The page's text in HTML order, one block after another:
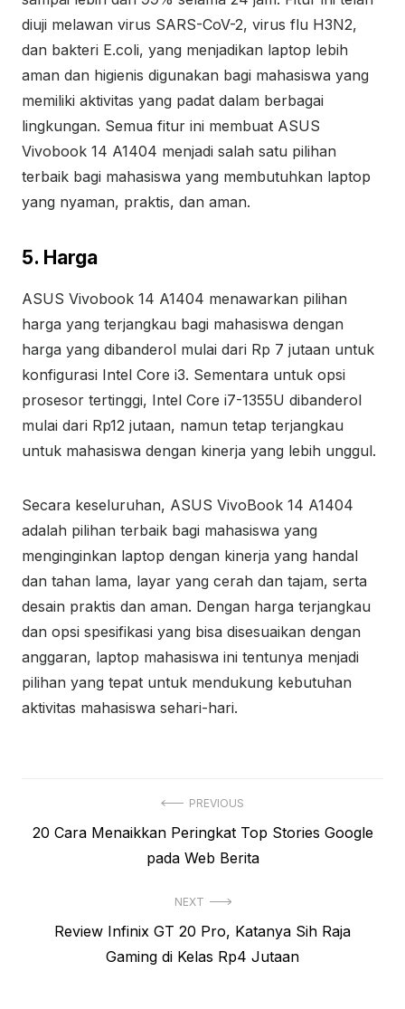
diuji melawan virus SARS-CoV-2, virus flu H3N2,
dan bakteri E.coli, yang menjadikan laptop lebih
aman dan higienis digunakan bagi mahasiswa yang
memiliki aktivitas yang padat dalam berbagai
lingkungan. Semua fitur ini membuat ASUS
Vivobook 14 A1404 menjadi salah satu pilihan
terbaik bagi mahasiswa yang membutuhkan laptop
yang nyaman, praktis, dan aman.
5. Harga
ASUS Vivobook 14 A1404 menawarkan pilihan
harga yang terjangkau bagi mahasiswa dengan
harga yang dibanderol mulai dari Rp 7 jutaan untuk
konfigurasi Intel Core i3. Sementara untuk opsi
prosesor tertinggi, Intel Core i7-1355U dibanderol
mulai dari Rp12 jutaan, namun tetap terjangkau
untuk mahasiswa dengan kinerja yang lebih unggul.
Secara keseluruhan, ASUS VivoBook 14 A1404
adalah pilihan terbaik bagi mahasiswa yang
menginginkan laptop dengan kinerja yang handal
dan tahan lama, layar yang cerah dan tajam, serta
desain praktis dan aman. Dengan harga terjangkau
dan opsi spesifikasi yang bisa disesuaikan dengan
anggaran, laptop mahasiswa ini tentunya menjadi
pilihan yang tepat untuk mendukung kebutuhan
aktivitas mahasiswa sehari-hari.
pos
PREVIOUS
Previous
20 Cara Menaikkan Peringkat Top Stories Google
pada Web Berita
NEXT
NextReview Infinix GT 20 Pro, Katanya Sih Raja
Gaming di Kelas Rp4 Jutaan